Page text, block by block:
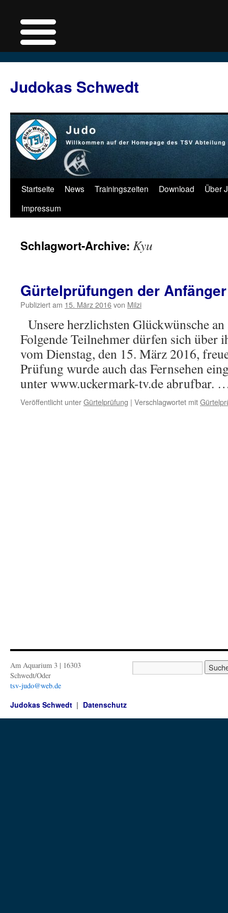
Judokas Schwedt
Zum
Inhalt
Startseite News Trainingszeiten Download
Über
Impressum
Schlagwort-Archive: Kyu
Gürtelprüfungen der Anfänger
Publiziert am 15. März 2016von Milzi
Unsere herzlichsten Glückwünsche
Folgende Teilnehmer dürfen sich über
vom Dienstag, den 15. März 2016,
Prüfung wurde auch das Fernsehen
unter www.uckermark-tv.de abrufbar.
Veröffentlicht unterGürtelprüfung | Verschlagwortet mit
Am Aquarium 3 | 16303
Schwedt/Oder
tsv-judo@web.de
Judokas Schwedt Datenschutz